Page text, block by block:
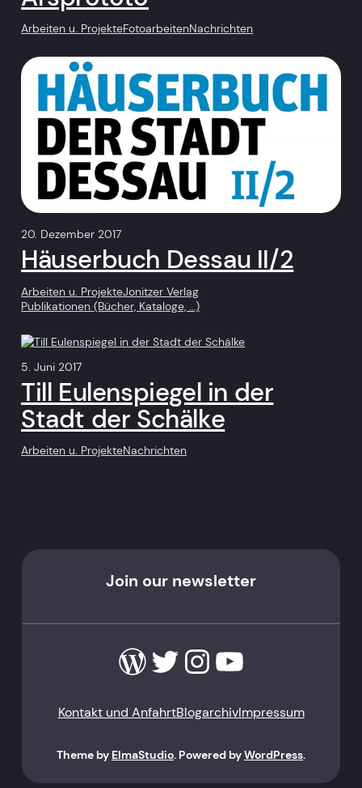
Arbeiten u. ProjekteFotoarbeitenNachrichten
20. Dezember 2017
Häuserbuch Dessau II/2
Arbeiten u. ProjekteJonitzer Verlag
Publikationen (Bücher, Kataloge, …)
5. Juni 2017
Till Eulenspiegel in der
Stadt der Schälke
Arbeiten u. ProjekteNachrichten
Join our newsletter
WordPress
TwitterInstagram
YouTube
Kontakt und AnfahrtBlogarchivImpressum
Theme by ElmaStudio. Powered byWordPress.